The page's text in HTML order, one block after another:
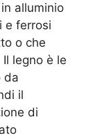
alluminio
e ferrosi
o che
legno è le
da
il
di